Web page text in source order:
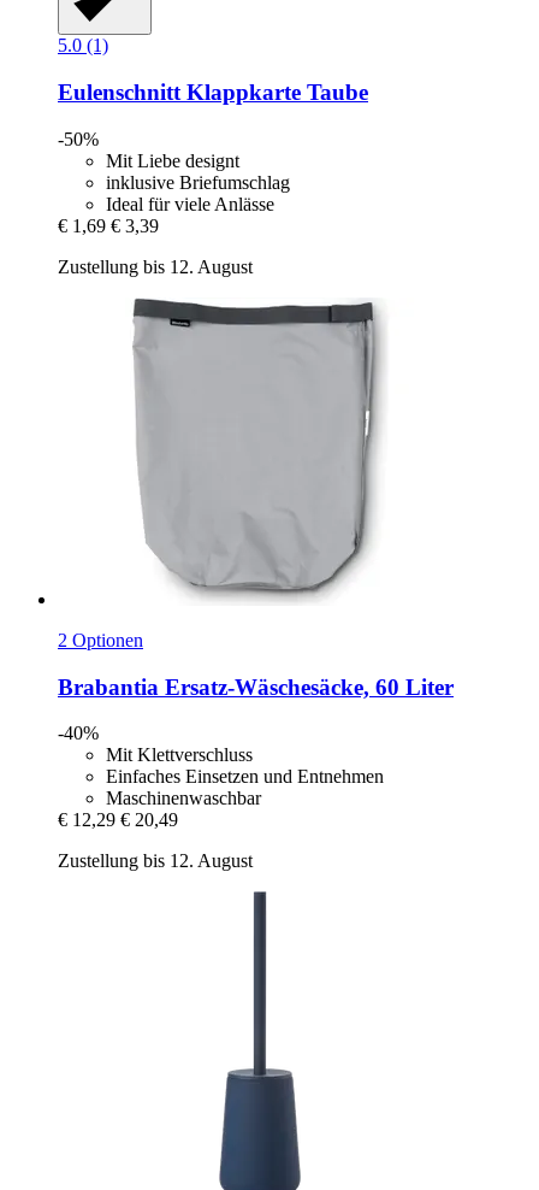
5.0 (1)
Eulenschnitt Klappkarte Taube
-50%
Mit Liebe designt
inklusive Briefumschlag
Ideal für viele Anlässe
€ 1,69 € 3,39
Zustellung bis 12. August
2 Optionen
Brabantia Ersatz-​Wäschesäcke, 60 Liter
-40%
Mit Klettverschluss
Einfaches Einsetzen und Entnehmen
Maschinenwaschbar
€ 12,29 € 20,49
Zustellung bis 12. August